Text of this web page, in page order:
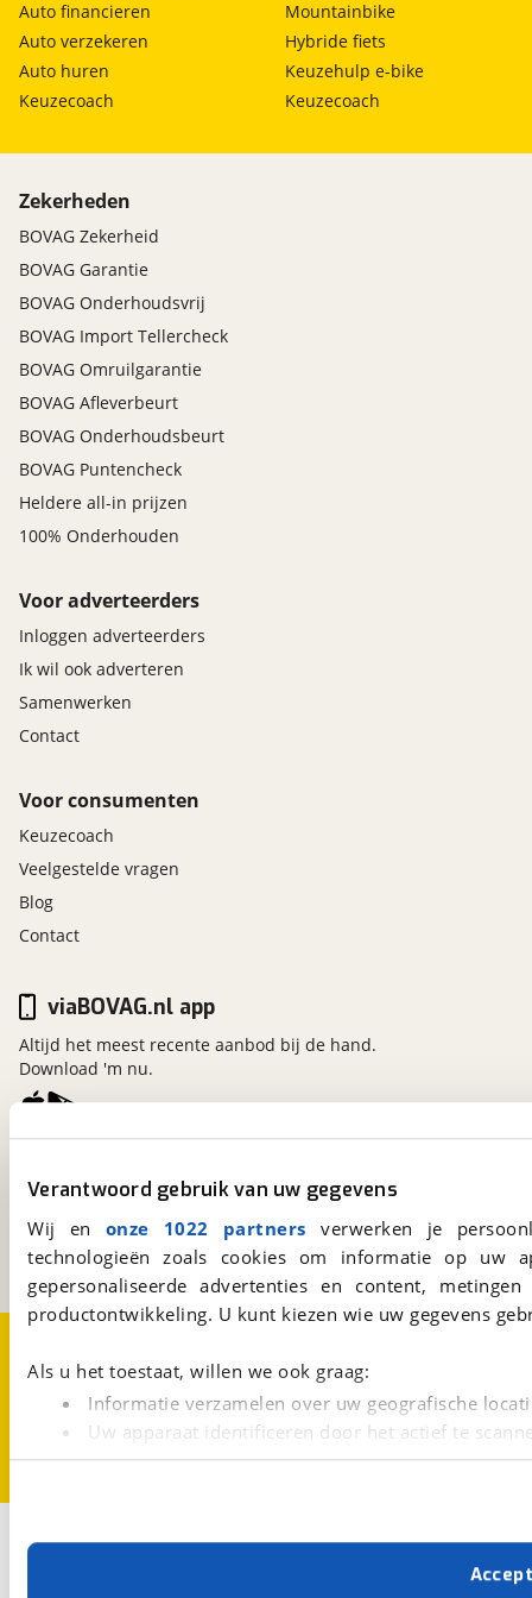
Verantwoord gebruik van uw gegevens
Wij en onze 1022 partners verwerken je
technologieën zoals cookies om informatie op
gepersonaliseerde advertenties en content,
productontwikkeling. U kunt kiezen wie uw gegevens
Als u het toestaat, willen we ook graag:
Informatie verzamelen over uw geografische
Uw apparaat identificeren door het actief te
Lees meer over hoe uw persoonlijke gegevens worden
Met cookies en vergelijkbare technieken zorgen we
cookies zorgen ervoor dat de website goed werkt.
Auto financieren
Auto verzekeren
Auto huren
Keuzecoach
Mountainbike
Hybride fiets
Keuzehulp e-bike
Keuzecoach
Zekerheden
BOVAG Zekerheid
BOVAG Garantie
BOVAG Onderhoudsvrij
BOVAG Import Tellercheck
BOVAG Omruilgarantie
BOVAG Afleverbeurt
BOVAG Onderhoudsbeurt
BOVAG Puntencheck
Heldere all-in prijzen
100% Onderhouden
Voor adverteerders
Inloggen adverteerders
Ik wil ook adverteren
Samenwerken
Contact
Voor consumenten
Keuzecoach
Veelgestelde vragen
Blog
Contact
Kosterijland15
Een initiatief van
BOVAG
viaBOVAG.nl app
Altijd het meest recente aanbod bij de hand.
Download 'm nu.
Cookievoorkeuren
Vacatures